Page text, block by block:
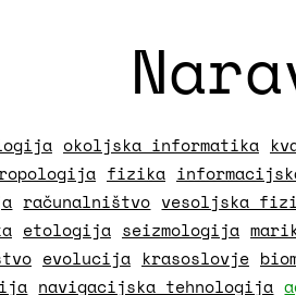
okoljska informatika
fizika
računalništvo vesoljska
etologija seizmologija
evolucija krasoslovje
navigacijska tehnologija